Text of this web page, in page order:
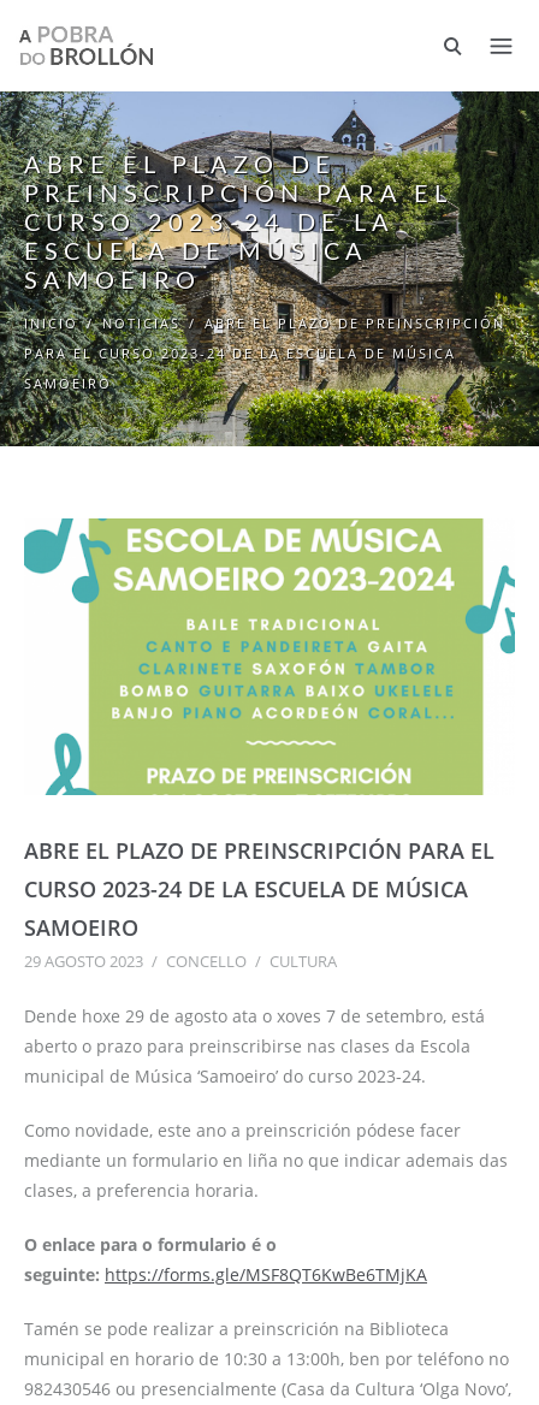
ABRE EL PLAZO DE
PREINSCRIPCIÓN PARA EL
CURSO 2023-24 DE LA
ESCUELA DE MÚSICA
SAMOEIRO
INICIO / NOTICIAS / ABRE EL PLAZO DE PREINSCRIPCIÓN
PARA EL CURSO 2023-24 DE LA ESCUELA DE MÚSICA
SAMOEIRO
ABRE EL PLAZO DE PREINSCRIPCIÓN PARA EL
CURSO 2023-24 DE LA ESCUELA DE MÚSICA
SAMOEIRO
29 AGOSTO 2023 / CONCELLO / CULTURA
Dende hoxe 29 de agosto ata o xoves 7 de setembro, está
aberto o prazo para preinscribirse nas clases da Escola
municipal de Música ‘Samoeiro’ do curso 2023-24.
Como novidade, este ano a preinscrición pódese facer
mediante un formulario en liña no que indicar ademais das
clases, a preferencia horaria.
O enlace para o formulario é o
seguinte: https://forms.gle/MSF8QT6KwBe6TMjKA
Tamén se pode realizar a preinscrición na Biblioteca
municipal en horario de 10:30 a 13:00h, ben por teléfono no
982430546 ou presencialmente (Casa da Cultura ‘Olga Novo’,